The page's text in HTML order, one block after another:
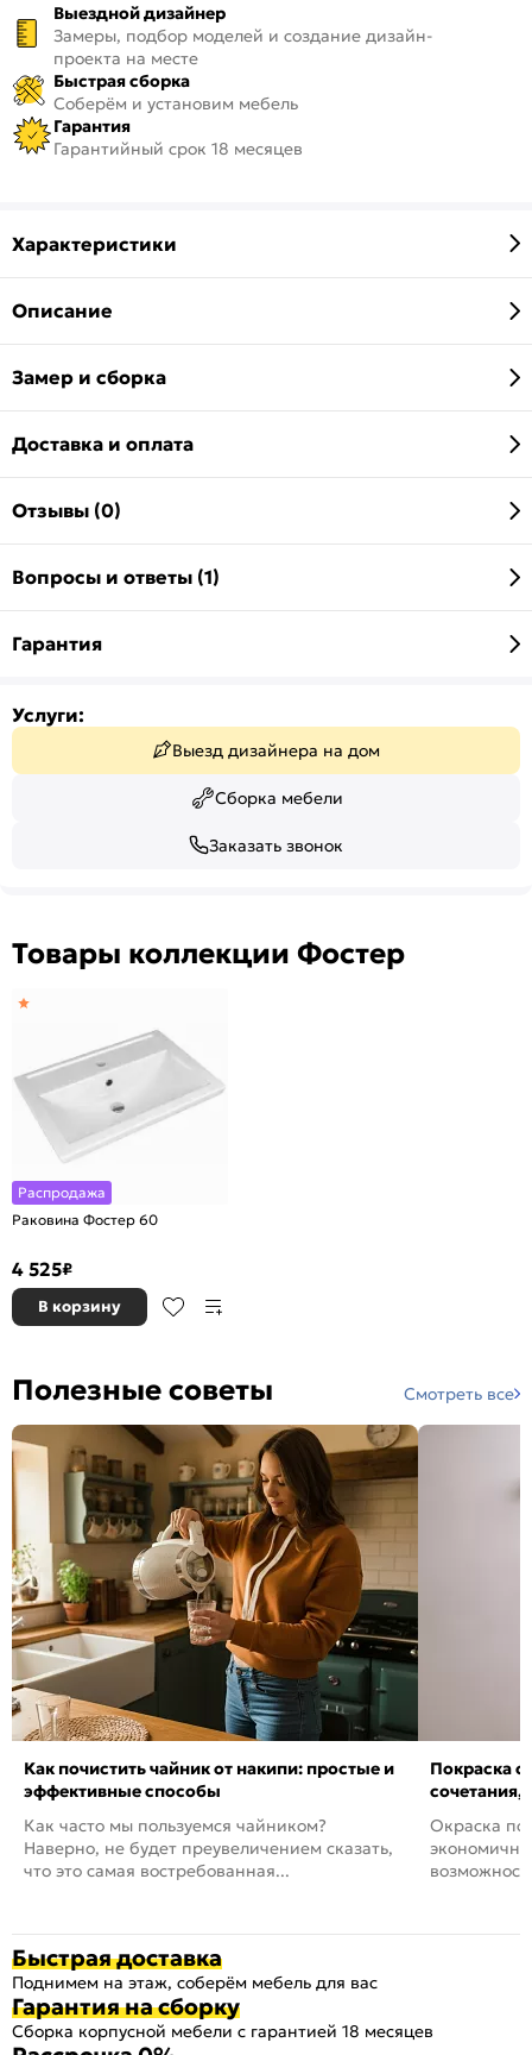
Выездной дизайнер
Замеры, подбор моделей и создание дизайн-
проекта на месте
Быстрая сборка
Соберём и установим мебель
Гарантия
Гарантийный срок 18 месяцев
Характеристики
Описание
Замер и сборка
Доставка и оплата
Отзывы (0)
Вопросы и ответы (1)
Гарантия
Услуги:
Выезд дизайнера на дом
Сборка мебели
Заказать звонок
Товары коллекции Фостер
Распродажа
Раковина Фостер 60
4 525₽
В корзину
Полезные советы Смотреть все
Как почистить чайник от накипи: простые и
эффективные способы
Как часто мы пользуемся чайником?
Наверно, не будет преувеличением сказать,
что это самая востребованная...
Покраска
сочетания,
Окраска
Быстрая доставка
Поднимем на этаж, соберём мебель для вас
Гарантия на сборку
Сборка корпусной мебели с гарантией 18 месяцев